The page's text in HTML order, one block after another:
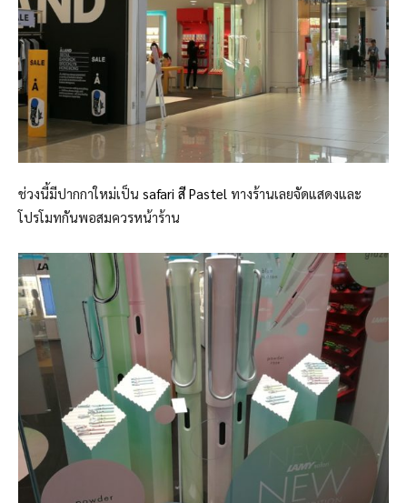
ช่วงนี้มีปากกาใหม่เป็น safari สี Pastel ทางร้านเลยจัดแสดงและ
โปรโมทกันพอสมควรหน้าร้าน